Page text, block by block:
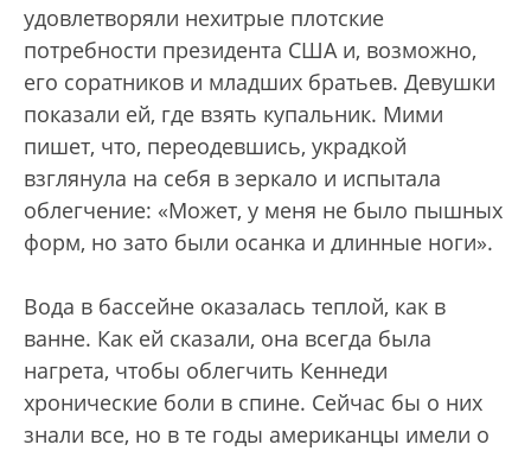
удовлетворяли нехитрые плотские
потребности президента США и, возможно,
его соратников и младших братьев. Девушки
показали ей, где взять купальник. Мими
пишет, что, переодевшись, украдкой
взглянула на себя в зеркало и испытала
облегчение: «Может, у меня не было пышных
форм, но зато были осанка и длинные ноги».
Вода в бассейне оказалась теплой, как в
ванне. Как ей сказали, она всегда была
нагрета, чтобы облегчить Кеннеди
хронические боли в спине. Сейчас бы о них
знали все, но в те годы американцы имели о